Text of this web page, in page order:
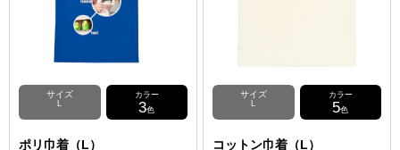
サイズ
L
カラー
3色
ポリ巾着（L）
サイズ
L
カラー
5色
コットン巾着（L）